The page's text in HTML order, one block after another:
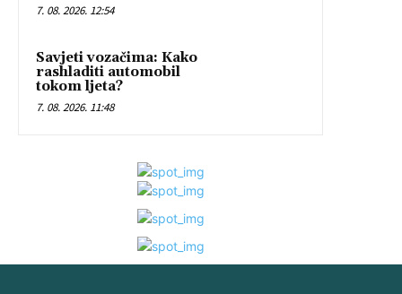
7. 08. 2026. 12:54
Savjeti vozačima: Kako
rashladiti automobil
tokom ljeta?
7. 08. 2026. 11:48